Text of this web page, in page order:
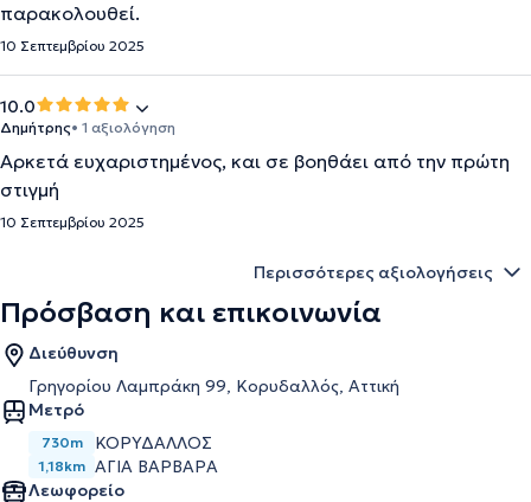
παρακολουθεί.
10 Σεπτεμβρίου 2025
10.0
Δημήτρης• 1 αξιολόγηση
Αρκετά ευχαριστημένος, και σε βοηθάει από την πρώτη
στιγμή
10 Σεπτεμβρίου 2025
Περισσότερες αξιολογήσεις
Πρόσβαση και επικοινωνία
Διεύθυνση
Γρηγορίου Λαμπράκη 99, Κορυδαλλός, Αττική
Μετρό
730m ΚΟΡΥΔΑΛΛΌΣ
1,18km ΑΓΊΑ ΒΑΡΒΆΡΑ
Λεωφορείο